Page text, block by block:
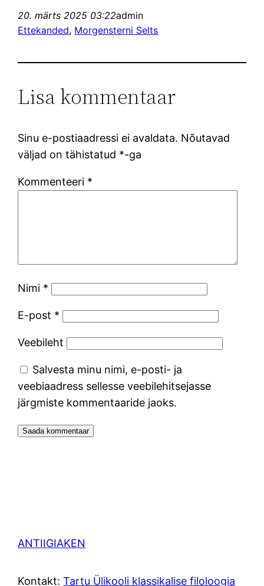
20. märts 2025 03:22admin
Ettekanded, Morgensterni Selts
Lisa kommentaar
Sinu e-postiaadressi ei avaldata. Nõutavad
väljad on tähistatud *-ga
Kommenteeri *
Nimi *
E-post *
Veebileht
Salvesta minu nimi, e-posti- ja
veebiaadress sellesse veebilehitsejasse
järgmiste kommentaaride jaoks.
ANTIIGIAKEN
Kontakt:Tartu Ülikooli klassikalise filoloogia